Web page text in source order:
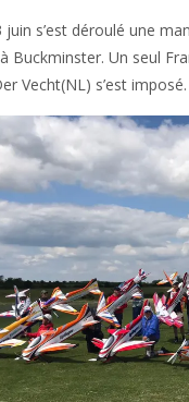
juin s’est déroulé une
Buckminster. Un seul
Vecht(NL) s’est imposé.